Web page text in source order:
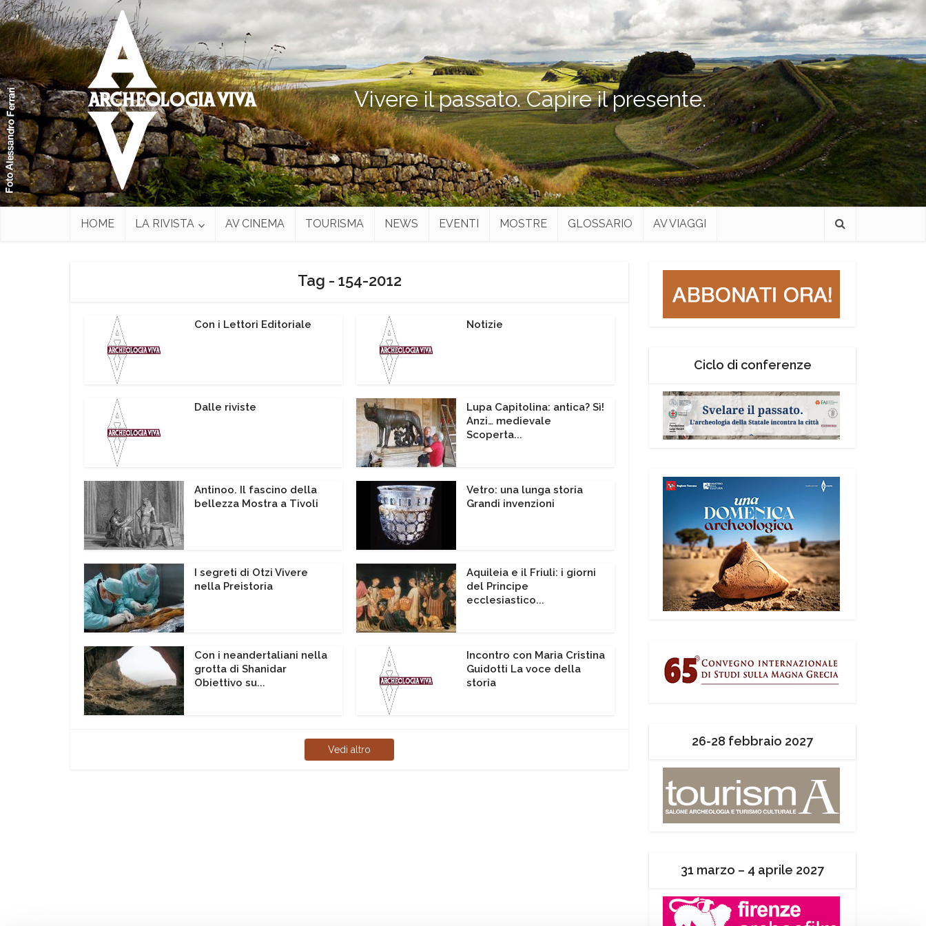
Vivere il passato. Capire il presente.
HOME LA RIVISTA AV CINEMA TOURISMA NEWS EVENTI MOSTRE GLOSSARIO AV VIAGGI
Tag - 154-2012
Con i Lettori Editoriale Notizie
Dalle riviste
Lupa Capitolina: antica? Sì!
Anzi… medievale
Scoperta...
Antinoo. Il fascino della
bellezza Mostra a Tivoli
Vetro: una lunga storia
Grandi invenzioni
I segreti di Otzi Vivere
nella Preistoria
Aquileia e il Friuli: i giorni
del Principe
ecclesiastico...
Con i neandertaliani nella
grotta di Shanidar
Obiettivo su...
Incontro con Maria Cristina
Guidotti La voce della
storia
Vedi altro
Ciclo di conferenze
26-28 febbraio 2027
31 marzo – 4 aprile 2027